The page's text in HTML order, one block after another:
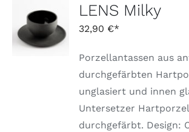
IN DEN
WARENKORB
DETAILS
LENS Milky
32,90 €
Porzellantassen aus
durchgefärbten
unglasiert und innen
Untersetzer
durchgefärbt. Design: